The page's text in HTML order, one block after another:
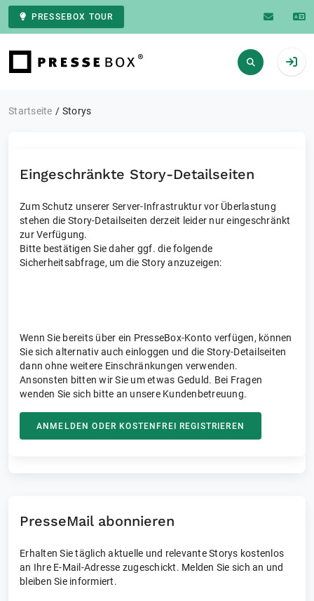
PRESSEBOX TOUR
Zur Startseite
Startseite Storys
Eingeschränkte Story-Detailseiten
Zum Schutz unserer Server-Infrastruktur vor Überlastung
stehen die Story-Detailseiten derzeit leider nur eingeschränkt
zur Verfügung.
Bitte bestätigen Sie daher ggf. die folgende
Sicherheitsabfrage, um die Story anzuzeigen:
Wenn Sie bereits über ein PresseBox-Konto verfügen, können
Sie sich alternativ auch einloggen und die Story-Detailseiten
dann ohne weitere Einschränkungen verwenden.
Ansonsten bitten wir Sie um etwas Geduld. Bei Fragen
wenden Sie sich bitte an unsere Kundenbetreuung.
ANMELDEN ODER KOSTENFREI REGISTRIEREN
PresseMail abonnieren
Erhalten Sie täglich aktuelle und relevante Storys kostenlos
an Ihre E-Mail-Adresse zugeschickt. Melden Sie sich an und
bleiben Sie informiert.